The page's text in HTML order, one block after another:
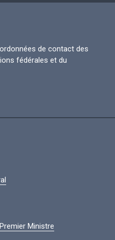
de contact des
fédérales et du
Ministre